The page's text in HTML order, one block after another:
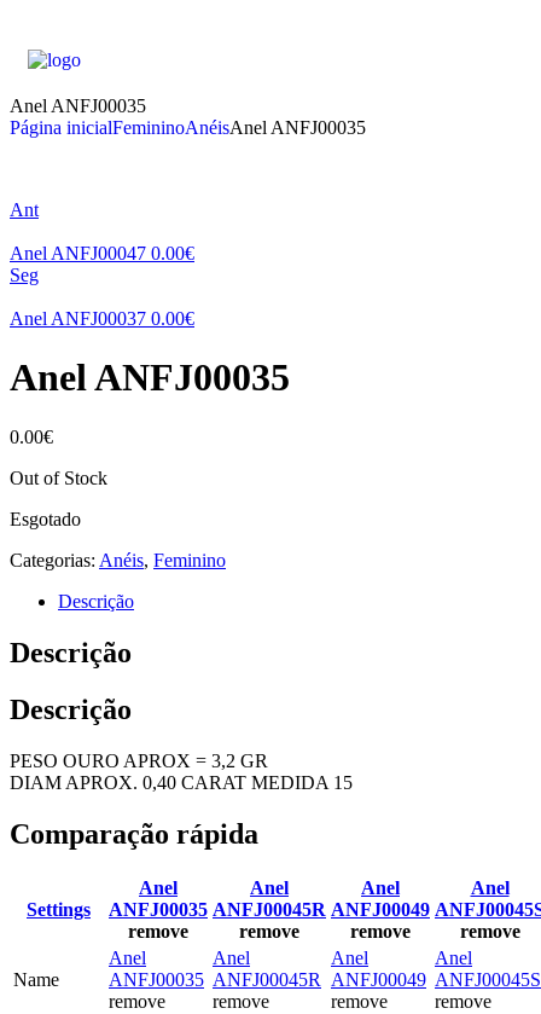
Anel ANFJ00035
Página inicialFemininoAnéisAnel ANFJ00035
Ant
Anel ANFJ00047 0.00€
Seg
Anel ANFJ00037 0.00€
Anel ANFJ00035
0.00€
Out of Stock
Esgotado
Categorias: Anéis, Feminino
Descrição
Descrição
Descrição
PESO OURO APROX = 3,2 GR
DIAM APROX. 0,40 CARAT MEDIDA 15
Comparação rápida
Settings
Anel
ANFJ00035
remove
Anel
ANFJ00045R
remove
Anel
ANFJ00049
remove
Anel
remove
Name
Anel
ANFJ00035
remove
Anel
ANFJ00045R
remove
Anel
ANFJ00049
remove
Anel
ANFJ00045S
remove